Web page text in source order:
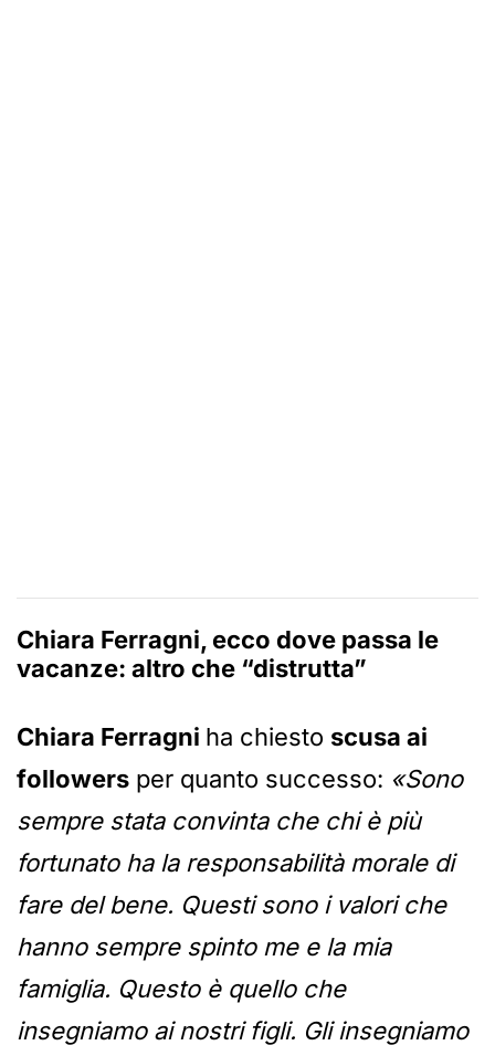
Chiara Ferragni, ecco dove passa le
vacanze: altro che “distrutta”
Chiara Ferragni ha chiesto scusa ai
followers per quanto successo: «Sono
sempre stata convinta che chi è più
fortunato ha la responsabilità morale di
fare del bene. Questi sono i valori che
hanno sempre spinto me e la mia
famiglia. Questo è quello che
insegniamo ai nostri figli. Gli insegniamo